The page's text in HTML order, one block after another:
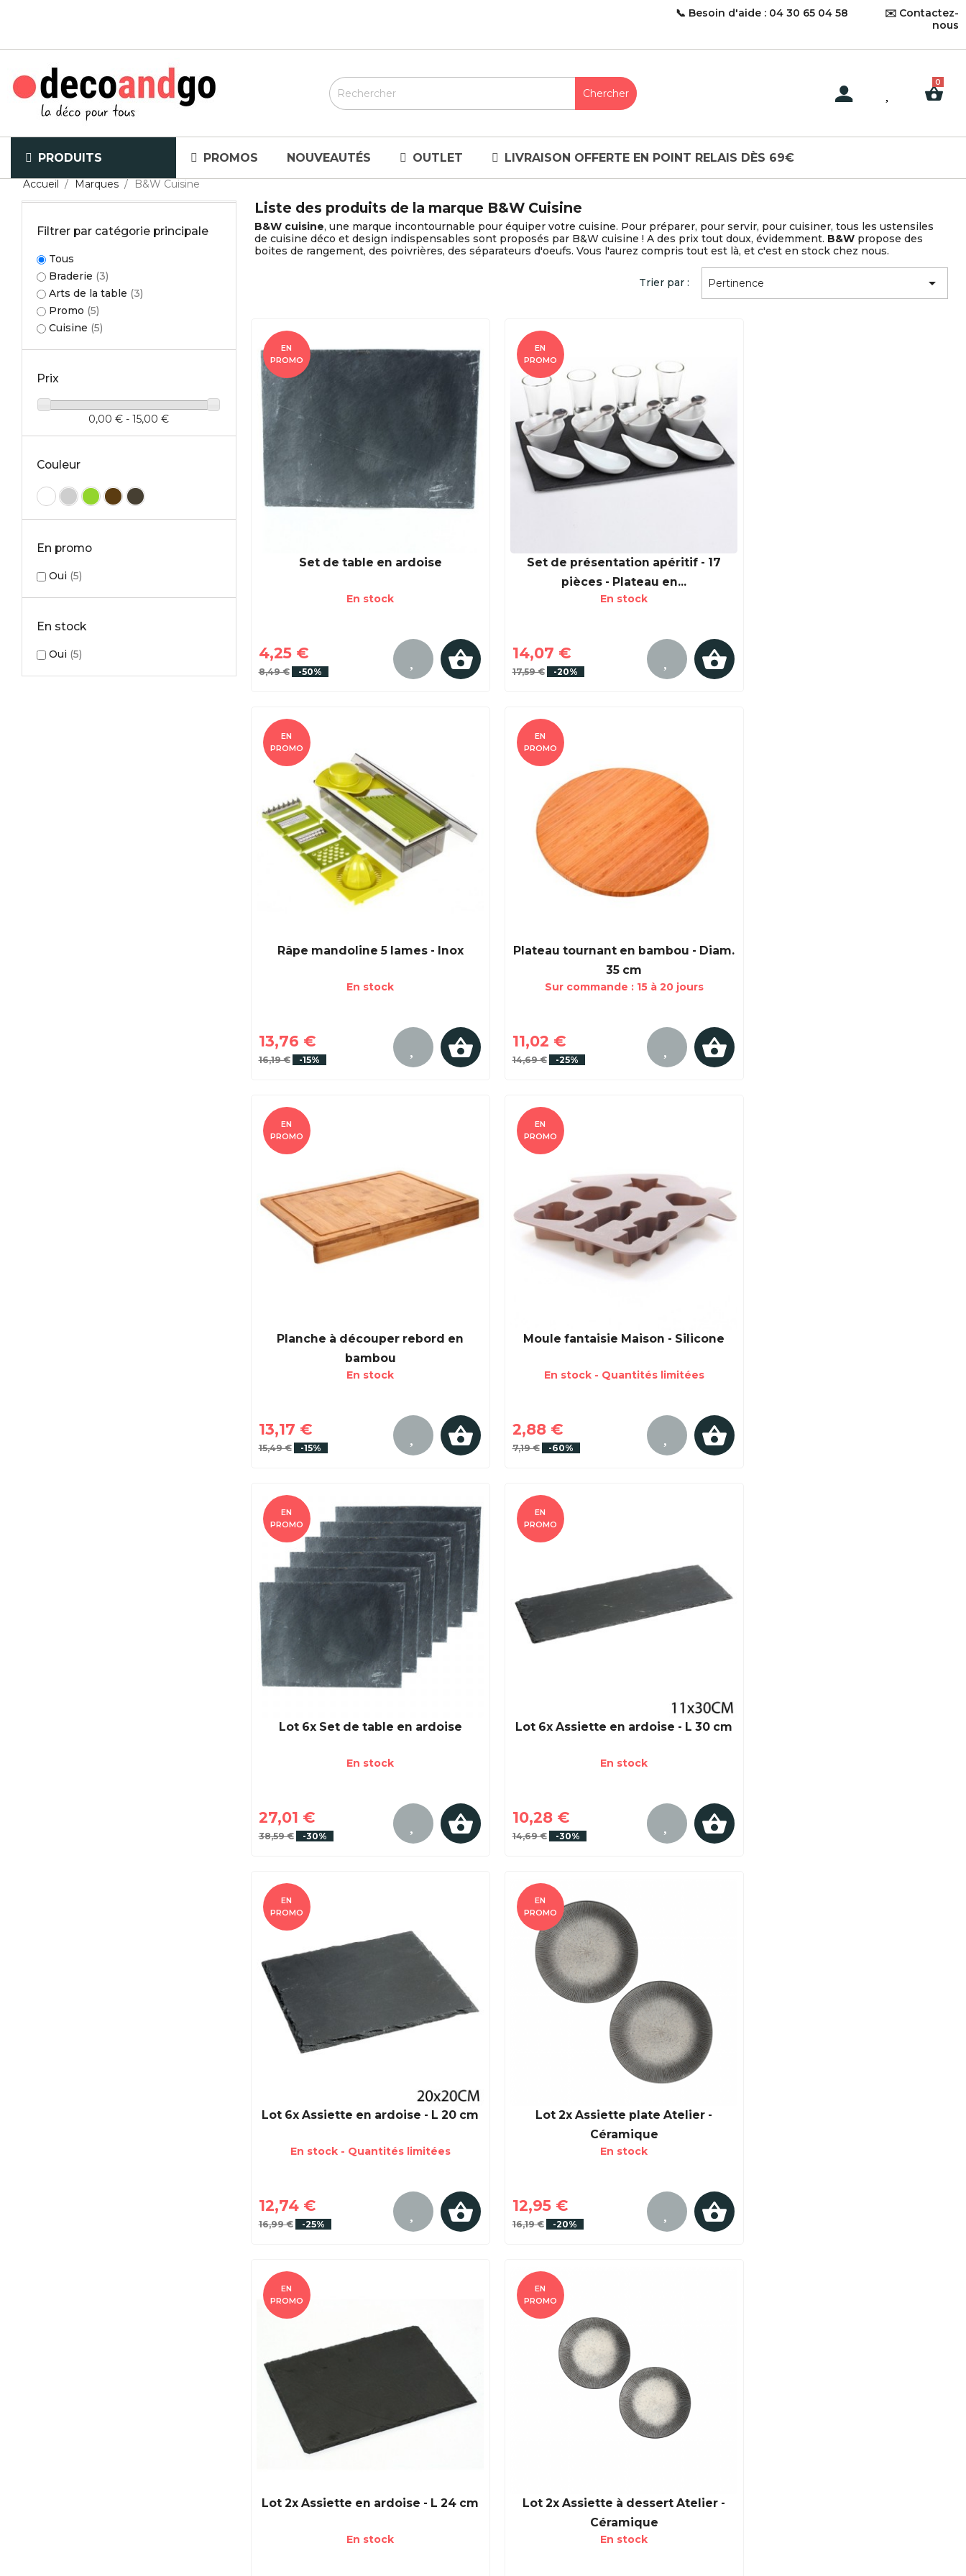
📞 Besoin d'aide : 04 30 65 04 58
✉️ Contactez-
nous
PRODUITS PROMOS NOUVEAUTÉS OUTLET LIVRAISON OFFERTE EN POINT RELAIS DÈS 69€
Accueil Marques B&W Cuisine
Filtrer par catégorie principale
Tous
Braderie (3)
Arts de la table (3)
Promo (5)
Cuisine (5)
Prix
0,00 € - 15,00 €
Couleur
En promo
Oui (5)
En stock
Oui (5)
Liste des produits de la marque B&W Cuisine
B&W cuisine, une marque incontournable pour équiper votre cuisine. Pour préparer, pour servir, pour cuisiner, tous les ustensiles
de cuisine déco et design indispensables sont proposés par B&W cuisine ! A des prix tout doux, évidemment. B&Wpropose des
boites de rangement, des poivrières, des séparateurs d'oeufs. Vous l'aurez compris tout est là, et c'est en stock chez nous.
Trier par : Pertinence 
Set de table en ardoise
En stock
4,25 €
8,49 € -50%
EN
PROMO
Set de présentation apéritif - 17
pièces - Plateau en...
En stock
14,07 €
17,59 € -20%
EN
PROMO
Râpe mandoline 5 lames - Inox
En stock
13,76 €
16,19 € -15%
EN
PROMO
Plateau tournant en bambou - Diam.
35 cm
Sur commande : 15 à 20 jours
11,02 €
14,69 € -25%
EN
PROMO
Planche à découper rebord en
bambou
En stock
13,17 €
15,49 € -15%
EN
PROMO
Moule fantaisie Maison - Silicone
En stock - Quantités limitées
2,88 €
7,19 € -60%
EN
PROMO
Lot 6x Set de table en ardoise
En stock
27,01 €
38,59 € -30%
EN
PROMO
Lot 6x Assiette en ardoise - L 30 cm
En stock
10,28 €
14,69 € -30%
EN
PROMO
Lot 6x Assiette en ardoise - L 20 cm
En stock - Quantités limitées
12,74 €
16,99 € -25%
EN
PROMO
Lot 2x Assiette plate Atelier -
Céramique
En stock
12,95 €
16,19 € -20%
EN
PROMO
Lot 2x Assiette en ardoise - L 24 cm
En stock
EN
PROMO
Lot 2x Assiette à dessert Atelier -
Céramique
En stock
EN
PROMO